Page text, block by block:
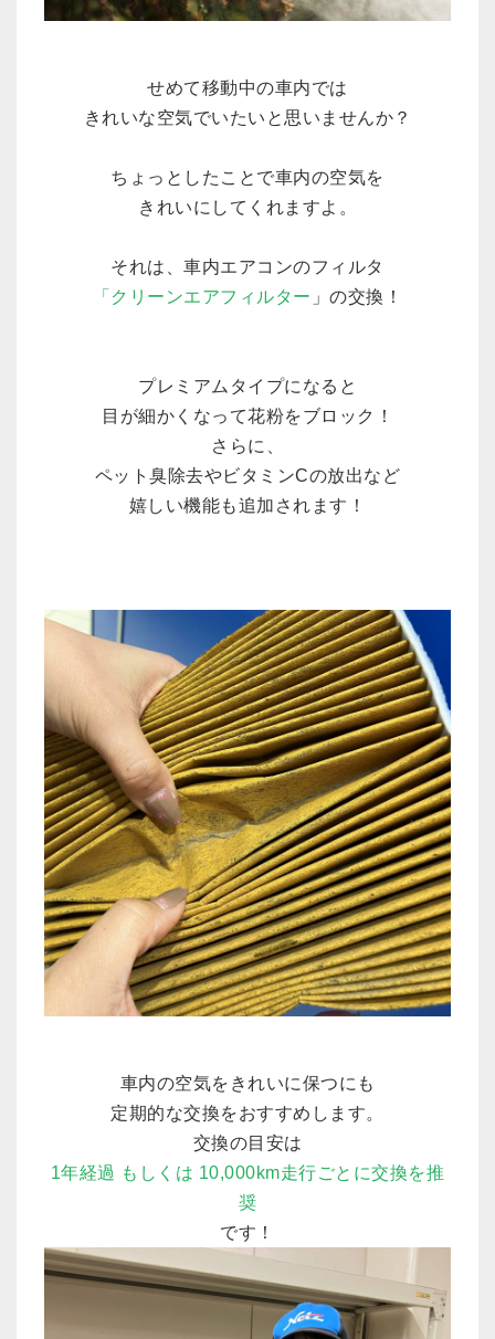
せめて移動中の車内では
きれいな空気でいたいと思いませんか？
ちょっとしたことで車内の空気を
きれいにしてくれますよ。
それは、車内エアコンのフィルタ
「クリーンエアフィルター 」の交換！
プレミアムタイプになると
目が細かくなって花粉をブロック！
さらに、
ペット臭除去やビタミンCの放出など
嬉しい機能も追加されます！
車内の空気をきれいに保つにも
定期的な交換をおすすめします。
交換の目安は
1年経過 もしくは 10,000km走行ごとに交換を推
奨
です！